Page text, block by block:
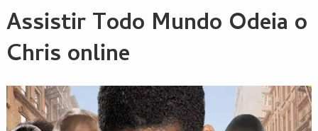
Assistir Todo Mundo Odeia o
Chris online